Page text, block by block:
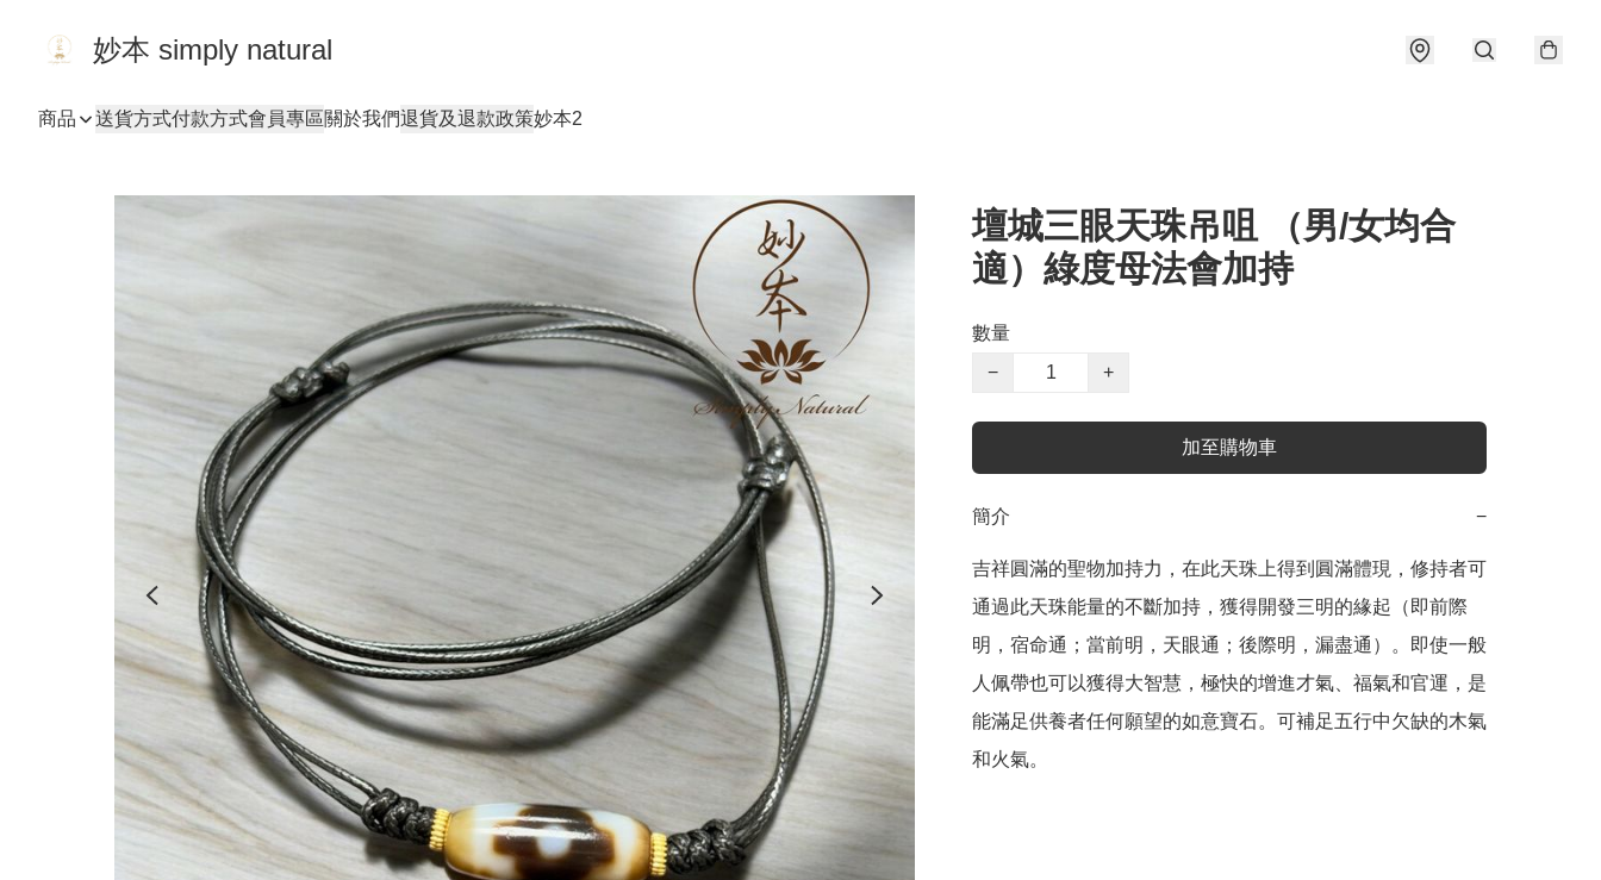
妙本 simply natural
商品 送貨方式付款方式會員專區關於我們退貨及退款政策妙本2
壇城三眼天珠吊咀 （男/女均合
適）綠度母法會加持
數量
−
+
加至購物車
簡介 −
吉祥圓滿的聖物加持力，在此天珠上得到圓滿體現，修持者可
通過此天珠能量的不斷加持，獲得開發三明的緣起（即前際
明，宿命通；當前明，天眼通；後際明，漏盡通）。即使一般
人佩帶也可以獲得大智慧，極快的增進才氣、福氣和官運，是
能滿足供養者任何願望的如意寶石。可補足五行中欠缺的木氣
和火氣。